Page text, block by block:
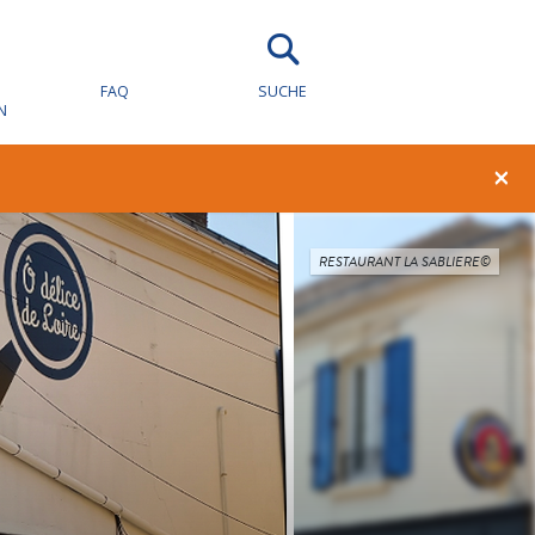
FAQ SUCHE
×
RESTAURANT LA SABLIERE©